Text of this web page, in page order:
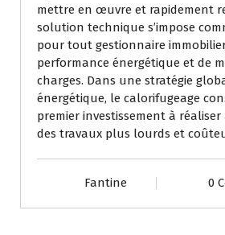
mettre en œuvre et rapidement
solution technique s’impose
pour tout gestionnaire
performance énergétique et de
charges. Dans une stratégie
énergétique, le calorifugeage
premier investissement à réaliser
des travaux plus lourds et
Fantine 0